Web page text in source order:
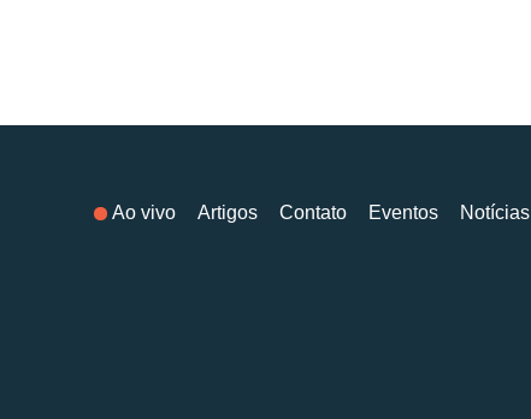
Ao vivo Artigos Contato Eventos Notícias